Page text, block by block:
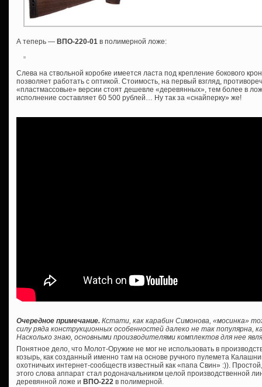
А теперь — ВПО-220-01 в полимерной ложе:
Слева на ствольной коробке имеется ласта под крепление бокового
позволяет работать с оптикой. Стоимость, на первый взгляд,
«пластмассовые» версии стоят дешевле «деревянных», тем более в
исполнение составляет 60 500 рублей… Ну так за «снайперку» же!
Очередное примечание. Кстати, как карабин Симонова, «мосинка»
силу ряда конструкционных особенностей далеко не так популярна,
Насколько знаю, основными производителями комплектов для нее
Понятное дело, что Молот-Оружие не мог не использовать в
козырь, как созданный именно там на основе ручного пулемета
охотничьих интернет-сообществ известный как «папа Свин» :)).
этого слова аппарат стал родоначальником целой производственной
деревянной ложе и ВПО-222 в полимерной.